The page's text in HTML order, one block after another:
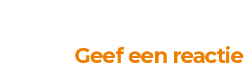
Geef een reactie